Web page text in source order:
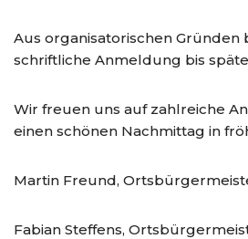
Aus organisatorischen Gründen
schriftliche Anmeldung bis
Wir freuen uns auf zahlreiche
einen schönen Nachmittag in
Martin Freund,
Fabian Steffens,